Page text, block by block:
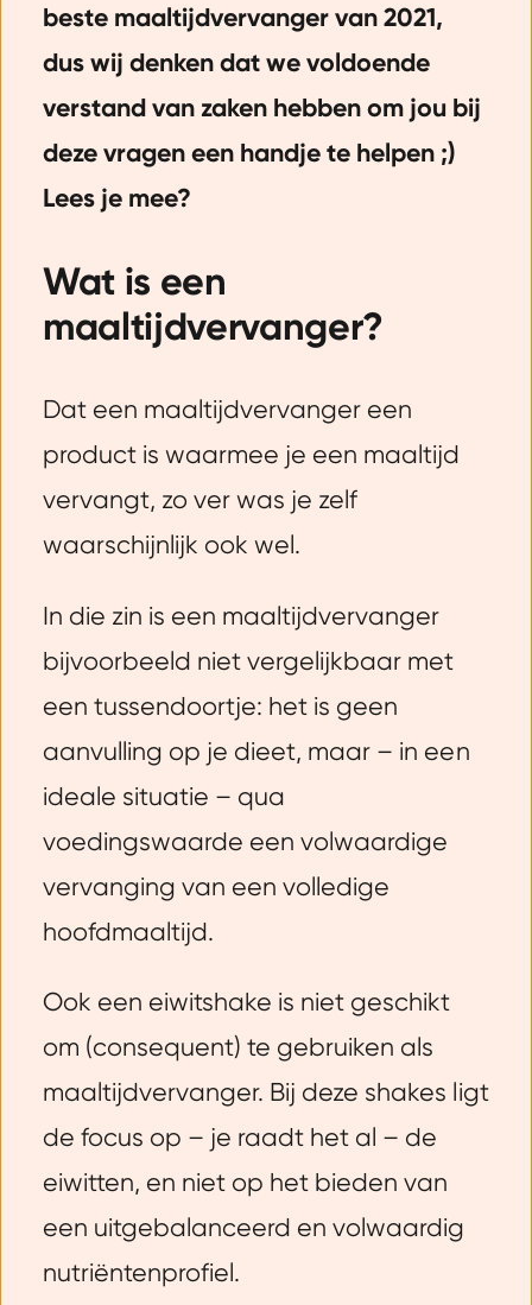
beste maaltijdvervanger van 2021,
dus wij denken dat we voldoende
verstand van zaken hebben om jou bij
deze vragen een handje te helpen ;)
Lees je mee?
Wat is een
maaltijdvervanger?
Dat een maaltijdvervanger een
product is waarmee je een maaltijd
vervangt, zo ver was je zelf
waarschijnlijk ook wel.
In die zin is een maaltijdvervanger
bijvoorbeeld niet vergelijkbaar met
een tussendoortje: het is geen
aanvulling op je dieet, maar – in een
ideale situatie – qua
voedingswaarde een volwaardige
vervanging van een volledige
hoofdmaaltijd.
Ook een eiwitshake is niet geschikt
om (consequent) te gebruiken als
maaltijdvervanger. Bij deze shakes ligt
de focus op – je raadt het al – de
eiwitten, en niet op het bieden van
een uitgebalanceerd en volwaardig
nutriëntenprofiel.